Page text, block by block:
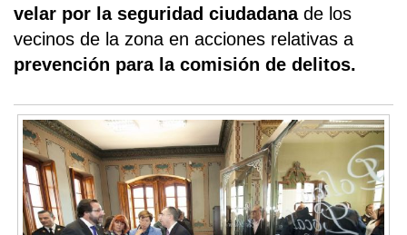
velar por la seguridad ciudadana de los
vecinos de la zona en acciones relativas a
prevención para la comisión de delitos.